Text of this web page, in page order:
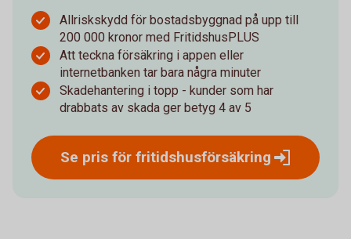
Allriskskydd för bostadsbyggnad på upp till
200 000 kronor med FritidshusPLUS
Att teckna försäkring i appen eller
internetbanken tar bara några minuter
Skadehantering i topp - kunder som har
drabbats av skada ger betyg 4 av 5
Se pris för fritidshusförsäkring